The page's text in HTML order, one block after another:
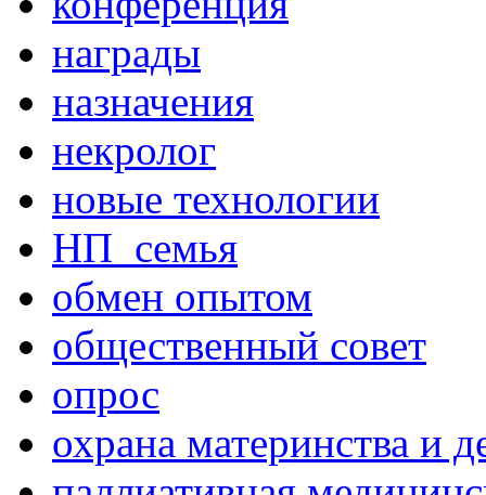
награды
назначения
некролог
новые технологии
НП_семья
обмен опытом
общественный совет
опрос
охрана материнства и